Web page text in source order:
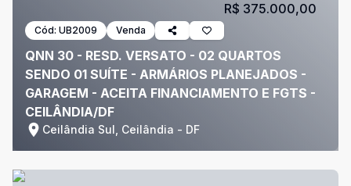
Cód: UB2009 Venda
QNN 30 - RESD. VERSATO - 02 QUARTOS
SENDO 01 SUÍTE - ARMÁRIOS PLANEJADOS -
GARAGEM - ACEITA FINANCIAMENTO E FGTS -
CEILÂNDIA/DF
Ceilândia Sul, Ceilândia - DF
R$ 375.000,00